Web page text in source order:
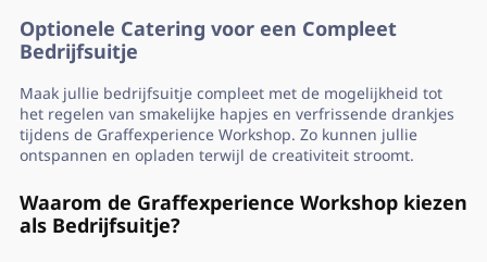
Optionele Catering voor een Compleet
Bedrijfsuitje
Maak jullie bedrijfsuitje compleet met de mogelijkheid tot
het regelen van smakelijke hapjes en verfrissende drankjes
tijdens de Graffexperience Workshop. Zo kunnen jullie
ontspannen en opladen terwijl de creativiteit stroomt.
Waarom de Graffexperience Workshop kiezen
als Bedrijfsuitje?